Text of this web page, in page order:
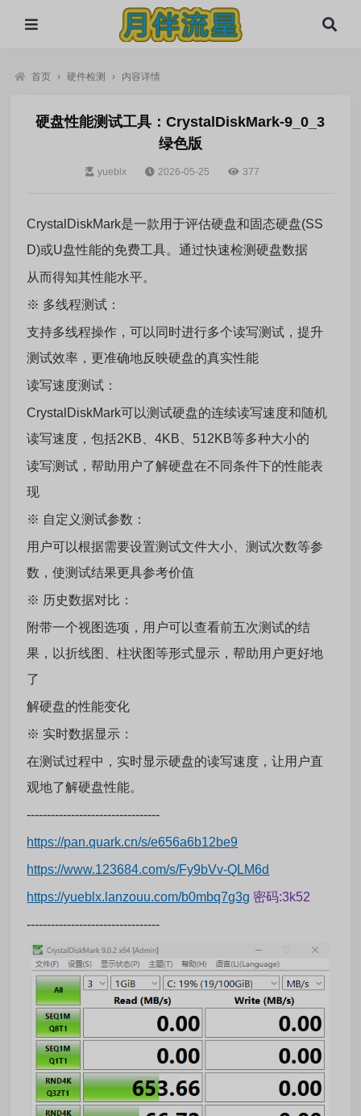
首页 › 硬件检测 › 内容详情
硬盘性能测试工具：CrystalDiskMark-9_0_3
绿色版
yueblx 2026-05-25 377
CrystalDiskMark是一款用于评估硬盘和固态硬盘(SS
D)或U盘性能的免费工具。通过快速检测硬盘数据
从而得知其性能水平。
※ 多线程测试：
支持多线程操作，可以同时进行多个读写测试，提升
测试效率，更准确地反映硬盘的真实性能
读写速度测试：
CrystalDiskMark可以测试硬盘的连续读写速度和随机
读写速度，包括2KB、4KB、512KB等多种大小的
读写测试，帮助用户了解硬盘在不同条件下的性能表
现
※ 自定义测试参数：
用户可以根据需要设置测试文件大小、测试次数等参
数，使测试结果更具参考价值
※ 历史数据对比：
附带一个视图选项，用户可以查看前五次测试的结
果，以折线图、柱状图等形式显示，帮助用户更好地
了
解硬盘的性能变化
※ 实时数据显示：
在测试过程中，实时显示硬盘的读写速度，让用户直
观地了解硬盘性能。
---------------------------------
https://pan.quark.cn/s/e656a6b12be9
https://www.123684.com/s/Fy9bVv-QLM6d
https://yueblx.lanzouu.com/b0mbq7g3g 密码:3k52
---------------------------------